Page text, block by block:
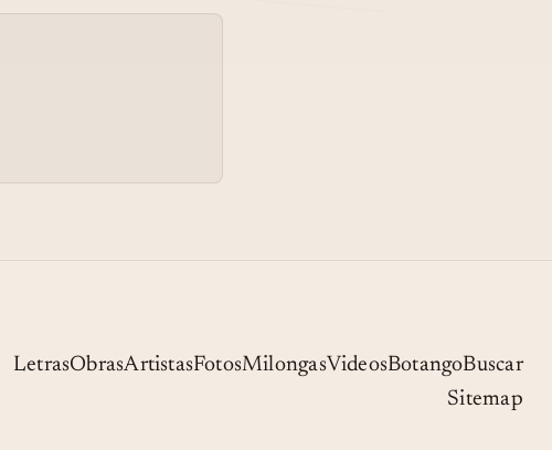
05
MUNEQUITA DE LUJO
LetrasObrasArtistasFotosMilongasVideosBotangoBuscar
Sitemap